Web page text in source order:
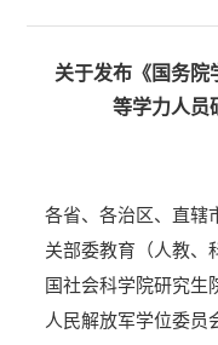
关于发布《国务院
等学力人员
各省、各治区、直辖
关部委教育（人教、
国社会科学院研究生
人民解放军学位委员